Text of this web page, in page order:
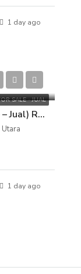
1 day ago
SALE - JUAL
P3KPG-00002047-SS-J (For Sale – Jual) Rumah Gading Elok Timur, Kelapa Gading, Jakarta Utara
1 day ago